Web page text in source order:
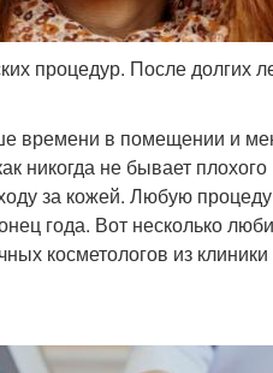
процедур. После долгих
времени в помещении и
никогда не бывает
за кожей. Любую
года. Вот несколько
косметологов из